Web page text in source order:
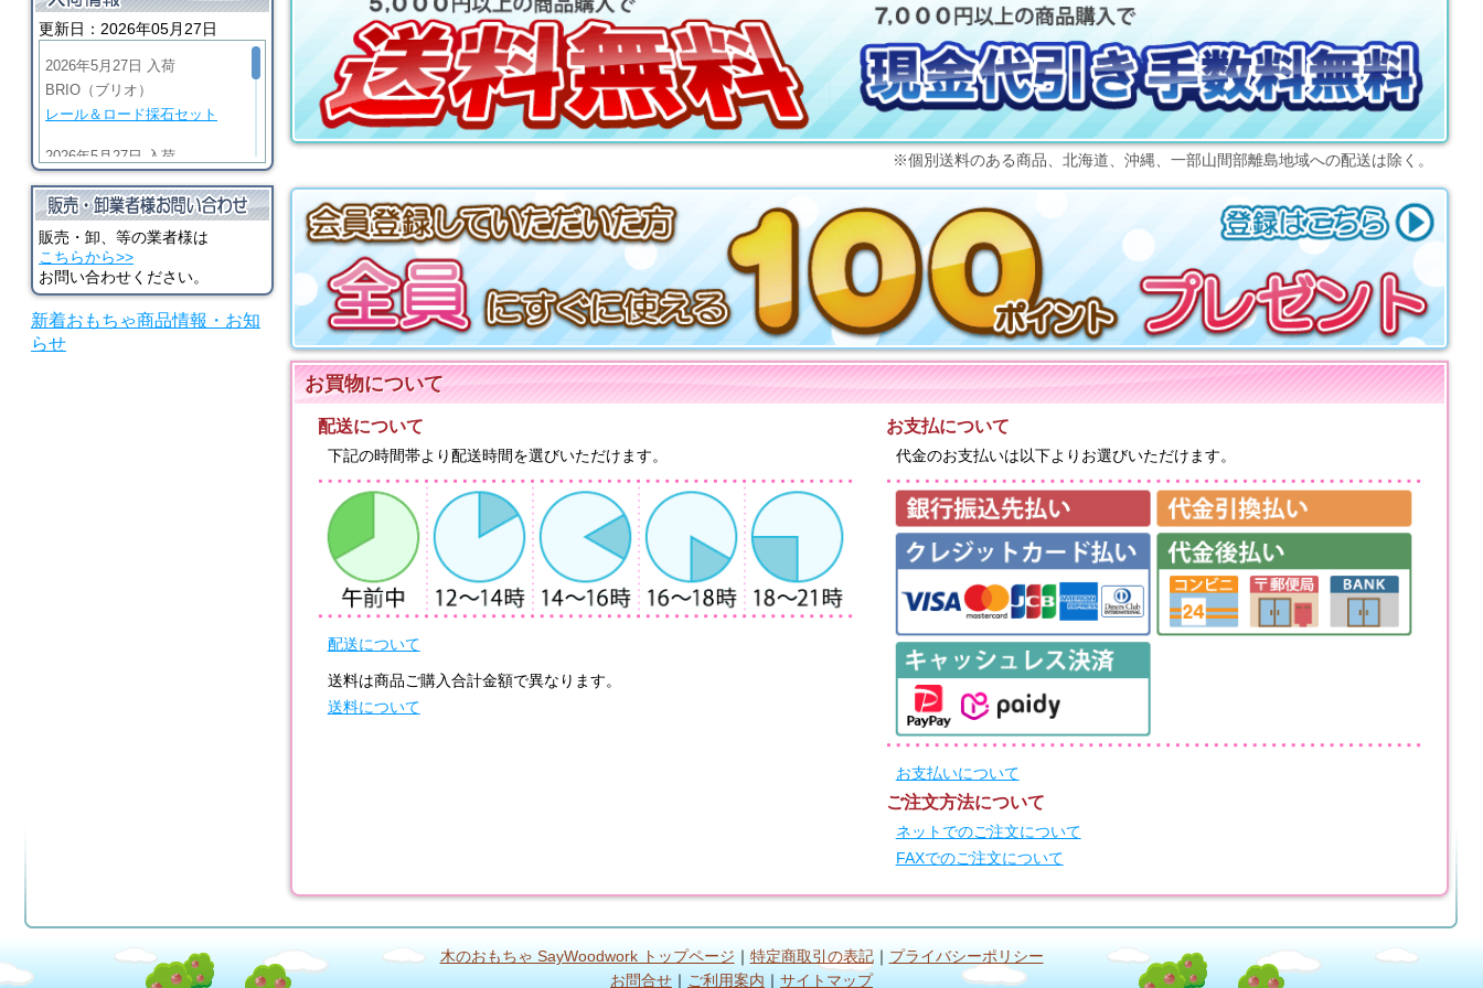
ン ままごとキッチン
パーツ・水道(部品・
更新日：2026年05月27日
2026年5月27日 入荷
BRIO（ブリオ）
レール＆ロード採石セット
2026年5月27日 入荷
ビッググリーンアクション機
関車
2026年5月27日 入荷
BRIO（ブリオ）
マイティゴールドアクション
機関車
販売・卸、等の業者様は
こちらから>>
お問い合わせください。
新着おもちゃ商品情報・お知
らせ
※個別送料のある商品、北海道、沖縄、一部山間部離島地域への配送は除く。
お買物について
配送について
下記の時間帯より配送時間を選びいただけます。
配送について
送料は商品ご購入合計金額で異なります。
送料について
お支払について
代金のお支払いは以下よりお選びいただけます。
お支払いについて
ご注文方法について
ネットでのご注文について
FAXでのご注文について
木のおもちゃ SayWoodwork トップページ 特定商取引の表記｜ プライバシーポリシー
お問合せ
ご利用案内 サイトマップ